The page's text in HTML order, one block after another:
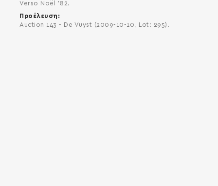
Verso Noël '82.
Προέλευση
Auction 143 - De Vuyst (2009-10-10, Lot: 295).